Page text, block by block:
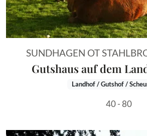
SUNDHAGEN OT
Gutshaus auf dem
Landhof / Gutshof /
40 - 80